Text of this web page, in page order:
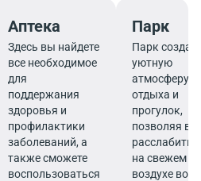
Аптека
Здесь вы найдете
все необходимое
для
поддержания
здоровья и
профилактики
заболеваний, а
также сможете
воспользоваться
Парк
Парк
уютную
атмосферу
отдыха и
прогулок,
позволяя
на свежем
воздухе во